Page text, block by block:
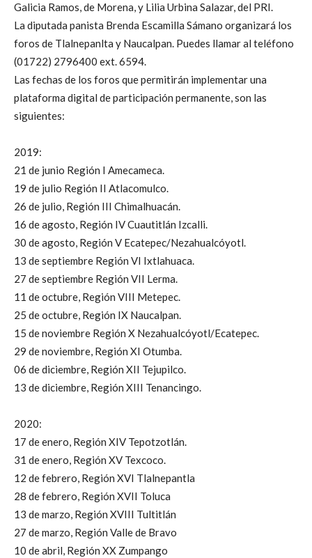
Galicia Ramos, de Morena, y Lilia Urbina Salazar, del PRI.
La diputada panista Brenda Escamilla Sámano organizará los
foros de Tlalnepanlta y Naucalpan. Puedes llamar al teléfono
(01722) 2796400 ext. 6594.
Las fechas de los foros que permitirán implementar una
plataforma digital de participación permanente, son las
siguientes:
2019:
21 de junio Región I Amecameca.
19 de julio Región II Atlacomulco.
26 de julio, Región III Chimalhuacán.
16 de agosto, Región IV Cuautitlán Izcalli.
30 de agosto, Región V Ecatepec/Nezahualcóyotl.
13 de septiembre Región VI Ixtlahuaca.
27 de septiembre Región VII Lerma.
11 de octubre, Región VIII Metepec.
25 de octubre, Región IX Naucalpan.
15 de noviembre Región X Nezahualcóyotl/Ecatepec.
29 de noviembre, Región XI Otumba.
06 de diciembre, Región XII Tejupilco.
13 de diciembre, Región XIII Tenancingo.
2020:
17 de enero, Región XIV Tepotzotlán.
31 de enero, Región XV Texcoco.
12 de febrero, Región XVI Tlalnepantla
28 de febrero, Región XVII Toluca
13 de marzo, Región XVIII Tultitlán
27 de marzo, Región Valle de Bravo
10 de abril, Región XX Zumpango